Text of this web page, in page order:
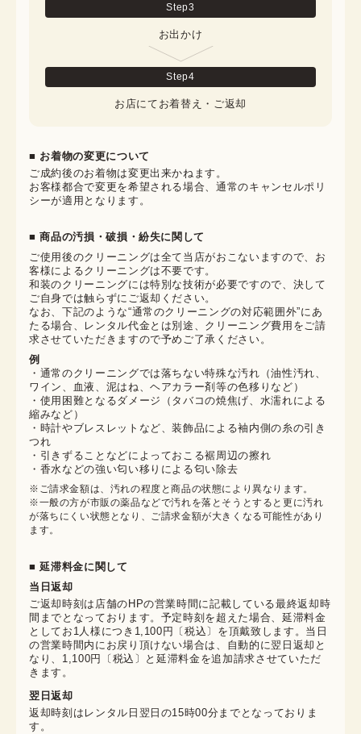
Step3
お出かけ
Step4
お店にてお着替え・ご返却
■ お着物の変更について
ご成約後のお着物は変更出来かねます。
お客様都合で変更を希望される場合、通常のキャンセルポリ
シーが適用となります。
■ 商品の汚損・破損・紛失に関して
ご使用後のクリーニングは全て当店がおこないますので、お
客様によるクリーニングは不要です。
和装のクリーニングには特別な技術が必要ですので、決して
ご自身では触らずにご返却ください。
なお、下記のような“通常のクリーニングの対応範囲外”にあ
たる場合、レンタル代金とは別途、クリーニング費用をご請
求させていただきますので予めご了承ください。
例
・通常のクリーニングでは落ちない特殊な汚れ（油性汚れ、
ワイン、血液、泥はね、ヘアカラー剤等の色移りなど）
・使用困難となるダメージ（タバコの焼焦げ、水濡れによる
縮みなど）
・時計やブレスレットなど、装飾品による袖内側の糸の引き
つれ
・引きずることなどによっておこる裾周辺の擦れ
・香水などの強い匂い移りによる匂い除去
※ご請求金額は、汚れの程度と商品の状態により異なります。
※一般の方が市販の薬品などで汚れを落とそうとすると更に汚れ
が落ちにくい状態となり、ご請求金額が大きくなる可能性があり
ます。
■ 延滞料金に関して
当日返却
ご返却時刻は店舗のHPの営業時間に記載している最終返却時
間までとなっております。予定時刻を超えた場合、延滞料金
としてお1人様につき1,100円〔税込〕を頂戴致します。当日
の営業時間内にお戻り頂けない場合は、自動的に翌日返却と
なり、1,100円〔税込〕と延滞料金を追加請求させていただ
きます。
翌日返却
返却時刻はレンタル日翌日の15時00分までとなっておりま
す。